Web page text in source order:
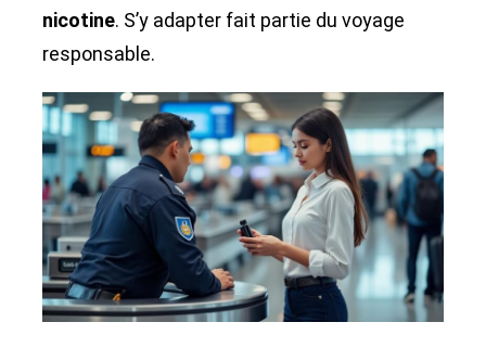
nicotine. S’y adapter fait partie du voyage
responsable.